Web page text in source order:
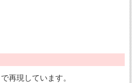
再現しています。